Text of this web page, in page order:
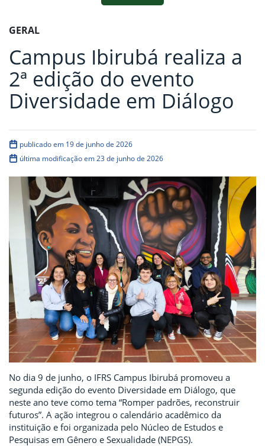
Fim da navegação
Início do conteúdo
GERAL
Campus Ibirubá realiza a
2ª edição do evento
Diversidade em Diálogo
publicado em 19 de junho de 2026
última modificação em 23 de junho de 2026
No dia 9 de junho, o IFRS Campus Ibirubá promoveu a
segunda edição do evento Diversidade em Diálogo, que
neste ano teve como tema “Romper padrões, reconstruir
futuros”. A ação integrou o calendário acadêmico da
instituição e foi organizada pelo Núcleo de Estudos e
Pesquisas em Gênero e Sexualidade (NEPGS).